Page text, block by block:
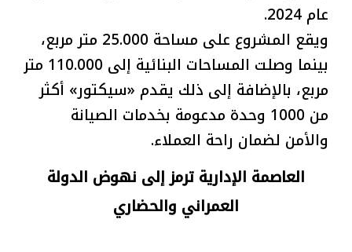
عام 2024.
ويقع المشروع على مساحة 25.000 متر مربع،
بينما وصلت المساحات البنائية إلى 110.000 متر
مربع، بالإضافة إلى ذلك يقدم «سيكتور» أكثر
من 1000 وحدة مدعومة بخدمات الصيانة
والأمن لضمان راحة العملاء.
العاصمة الإدارية ترمز إلى نهوض الدولة
العمراني والحضاري